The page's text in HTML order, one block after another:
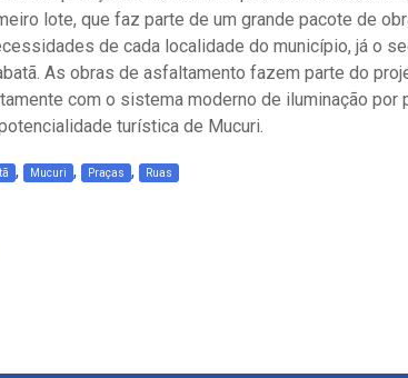
lote, que faz parte de um grande pacote de
de cada localidade do município, já o
As obras de asfaltamento fazem parte do
com o sistema moderno de iluminação por
turística de Mucuri.
, Mucuri , Praças , Ruas